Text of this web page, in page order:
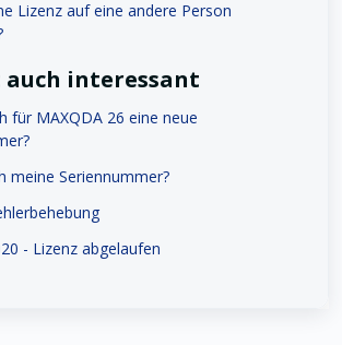
Lizenz auf eine andere Person
interessant
für MAXQDA 26 eine neue
meine Seriennummer?
- Lizenz abgelaufen